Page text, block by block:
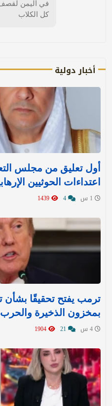
في اليمن لقصف
كل الكلاب
أخبار دولية
أول تعليق من مجلس
اعتداءات الحوثيين
ترمب يفتح تحقيقًا بشأن
بمخزون الذخيرة